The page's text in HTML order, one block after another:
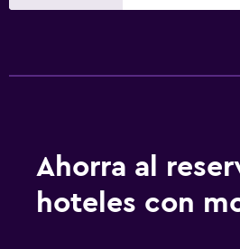
Ahorra al
hoteles con